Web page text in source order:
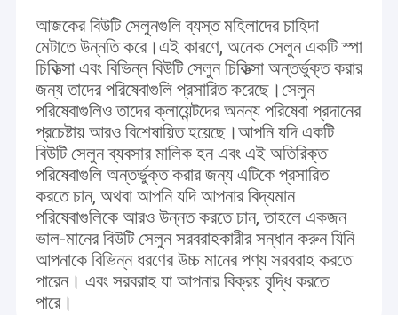
গুণমান নিয়ন্ত্রণ
আমাদের সাথে যোগাযোগ
খবর
একটি উদ্ধৃতি অনুরোধ করুন
Shop
ডায়োড লেজার হেয়ার রিমুভাল মেশিন
ট্রিপল ওয়েভেলংথ লেজার হেয়ার রিমুভাল
আজকের বিউটি সেলুনগুলি ব্যস্ত মহিলাদের চাহিদা
মেটাতে উন্নতি করে।এই কারণে, অনেক সেলুন একটি স্পা
চিকিত্সা এবং বিভিন্ন বিউটি সেলুন চিকিত্সা অন্তর্ভুক্ত করার
জন্য তাদের পরিষেবাগুলি প্রসারিত করেছে।সেলুন
পরিষেবাগুলিও তাদের ক্লায়েন্টদের অনন্য পরিষেবা প্রদানের
প্রচেষ্টায় আরও বিশেষায়িত হয়েছে।আপনি যদি একটি
বিউটি সেলুন ব্যবসার মালিক হন এবং এই অতিরিক্ত
পরিষেবাগুলি অন্তর্ভুক্ত করার জন্য এটিকে প্রসারিত
করতে চান, অথবা আপনি যদি আপনার বিদ্যমান
পরিষেবাগুলিকে আরও উন্নত করতে চান, তাহলে একজন
ভাল-মানের বিউটি সেলুন সরবরাহকারীর সন্ধান করুন যিনি
আপনাকে বিভিন্ন ধরণের উচ্চ মানের পণ্য সরবরাহ করতে
পারেন। এবং সরবরাহ যা আপনার বিক্রয় বৃদ্ধি করতে
পারে।
আমাদের মিশন
আমরা প্রদান করিঃ
কারখানা& প্রযোজক& ডিজাইনার:হার্ডওয়্যার ডিজাইন, প্রোগ্রাম ডিজাইন এবং বিজ্ঞাপন
ডিজাইন;
সুনির্দিষ্ট কাস্টমাইজড সেবা;
ছোট পরিমাণে কাস্টমাইজেশন সেবা;
স্মার্ট ক্লাউড আপগ্রেড
বর্তমানে, কোম্পানির পণ্যগুলি মূলত ডায়োড লেজার হেয়ার অপসারণ মেশিন, আইপিএল ওপিটি
এসএইচআর মেশিন, সিও 2 ভগ্নাংশ লেজার মেশিন, থার্মেজ, হাইড্রাফিশিয়াল মেশিন, ভ্যাকুয়াম
রোলার এলপিজি ইত্যাদিকে কভার করে।
পণ্যগুলি মার্কিন যুক্তরাষ্ট্র, ইউরোপ, জাপান এবং দক্ষিণ-পূর্ব এশিয়ায় রপ্তানি করা হয়।
কোম্পানির শক্তিশালী প্রযুক্তিগত শক্তি এবং নিখুঁত বিক্রয়োত্তর ব্যবস্থার উপর নির্ভর করে,
পণ্যের গুণমান এবং বিক্রয়োত্তর পরিষেবা গ্রাহকদের দ্বারা অত্যন্ত পর্যালোচনা করা হয়েছে।